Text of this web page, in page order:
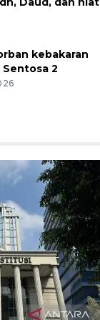
kebakaran
Sentosa 2